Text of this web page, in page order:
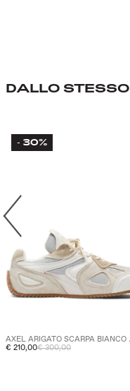
DALLO
- 30%
AXEL ARIGATO SCARPA BIANCO
€ 210,00€ 300,00